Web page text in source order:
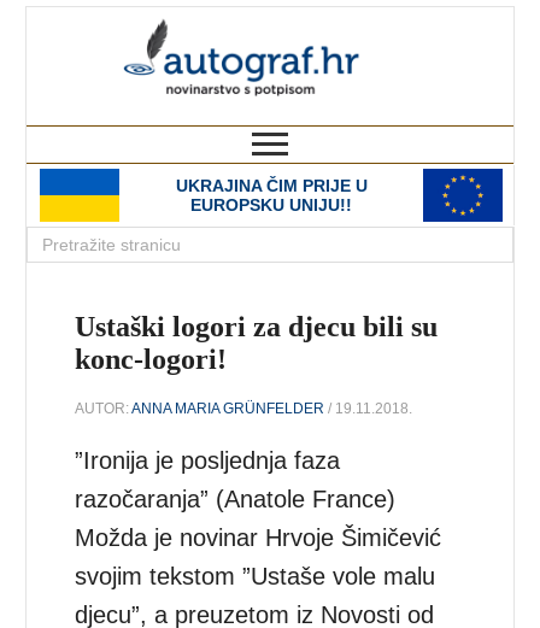
UKRAJINA ČIM PRIJE U
EUROPSKU UNIJU!!
Ustaški logori za djecu bili su
konc-logori!
AUTOR:ANNA MARIA GRÜNFELDER / 19.11.2018.
”Ironija je posljednja faza
razočaranja” (Anatole France)
Možda je novinar Hrvoje Šimičević
svojim tekstom ”Ustaše vole malu
djecu”, a preuzetom iz Novosti od